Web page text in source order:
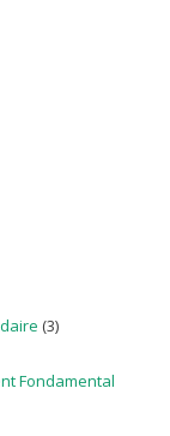
(3)
Fondamental